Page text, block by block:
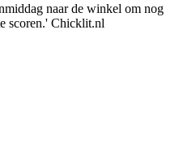
naar de winkel om nog
scoren.' Chicklit.nl